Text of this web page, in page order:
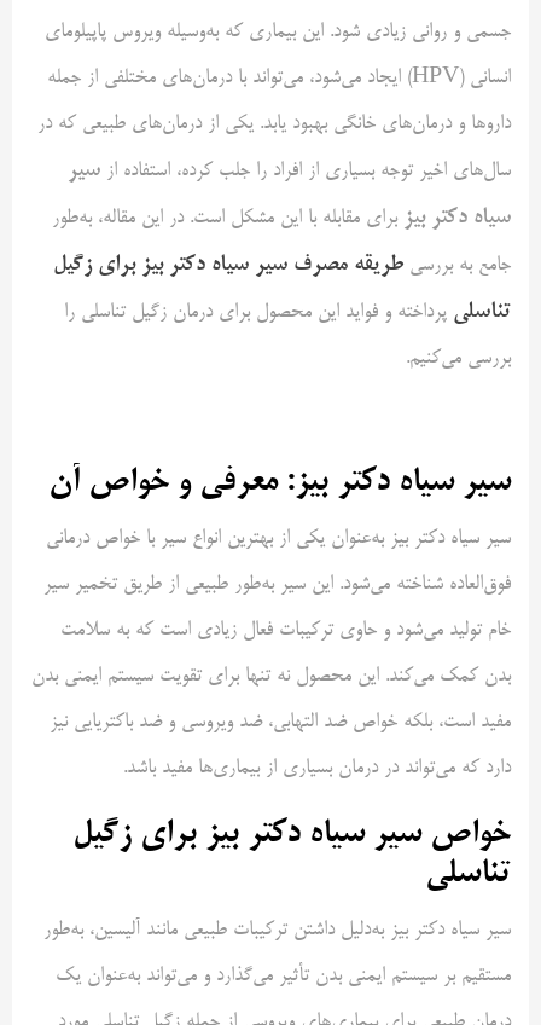
جسمی و روانی زیادی شود. این بیماری که به‌وسیله ویروس پاپیلومای
انسانی (HPV) ایجاد می‌شود، می‌تواند با درمان‌های مختلفی از جمله
داروها و درمان‌های خانگی بهبود یابد. یکی از درمان‌های طبیعی که در
سال‌های اخیر توجه بسیاری از افراد را جلب کرده، استفاده از سیر
سیاه دکتر بیز برای مقابله با این مشکل است. در این مقاله، به‌طور
جامع به بررسی طریقه مصرف سیر سیاه دکتر بیز برای زگیل
تناسلی پرداخته و فواید این محصول برای درمان زگیل تناسلی را
بررسی می‌کنیم.
سیر سیاه دکتر بیز: معرفی و خواص آن
سیر سیاه دکتر بیز به‌عنوان یکی از بهترین انواع سیر با خواص درمانی
فوق‌العاده شناخته می‌شود. این سیر به‌طور طبیعی از طریق تخمیر سیر
خام تولید می‌شود و حاوی ترکیبات فعال زیادی است که به سلامت
بدن کمک می‌کند. این محصول نه تنها برای تقویت سیستم ایمنی بدن
مفید است، بلکه خواص ضد التهابی، ضد ویروسی و ضد باکتریایی نیز
دارد که می‌تواند در درمان بسیاری از بیماری‌ها مفید باشد.
خواص سیر سیاه دکتر بیز برای زگیل
تناسلی
سیر سیاه دکتر بیز به‌دلیل داشتن ترکیبات طبیعی مانند آلیسین، به‌طور
مستقیم بر سیستم ایمنی بدن تأثیر می‌گذارد و می‌تواند به‌عنوان یک